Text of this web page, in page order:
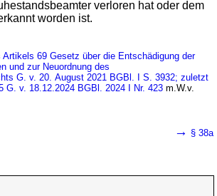
verloren hat oder dem
worden ist.
Artikels 69 Gesetz über die Entschädigung der
und zur Neuordnung des
G. v. 20. August 2021 BGBl. I S. 3932; zuletzt
G. v. 18.12.2024 BGBl. 2024 I Nr. 423 m.W.v.
→ § 38a